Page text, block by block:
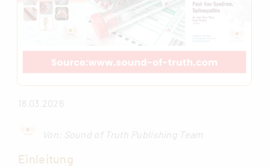
18.03.2026
Von: Sound of Truth Publishing Team
Einleitung